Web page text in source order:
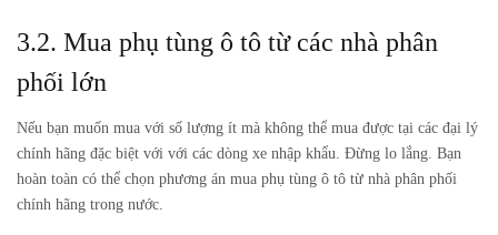
3.2. Mua phụ tùng ô tô từ các nhà phân
phối lớn
Nếu bạn muốn mua với số lượng ít mà không thể mua được tại các đại lý
chính hãng đặc biệt với với các dòng xe nhập khẩu. Đừng lo lắng. Bạn
hoàn toàn có thể chọn phương án mua phụ tùng ô tô từ nhà phân phối
chính hãng trong nước.